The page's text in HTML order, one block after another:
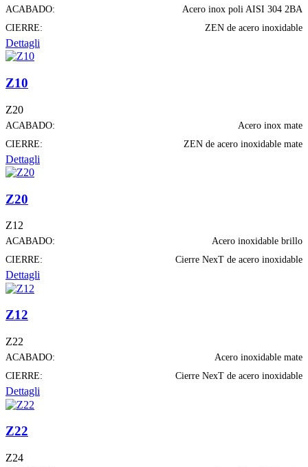
ACABADO:
Acero inox poli AISI 304 2BA
CIERRE:
ZEN de acero inoxidable
Dettagli
Z10
Z20
ACABADO:
Acero inox mate
CIERRE:
ZEN de acero inoxidable mate
Dettagli
Z20
Z12
ACABADO:
Acero inoxidable brillo
CIERRE:
Cierre NexT de acero inoxidable
Dettagli
Z12
Z22
ACABADO:
Acero inoxidable mate
CIERRE:
Cierre NexT de acero inoxidable
Dettagli
Z22
Z24